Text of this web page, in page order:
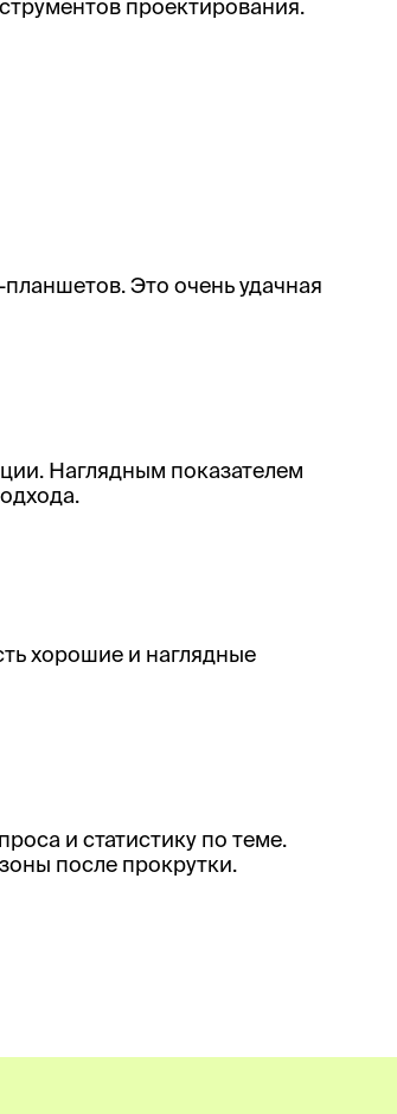
проектирования.
Это очень удачная
Наглядным показателем
хорошие и наглядные
и статистику по теме.
после прокрутки.